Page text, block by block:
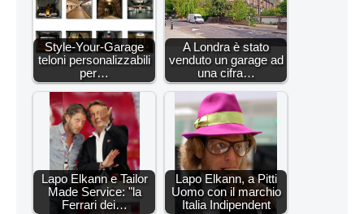
Style-Your-Garage
teloni personalizzabili
per…
A Londra è stato
venduto un garage ad
una cifra…
Lapo Elkann e Tailor
Made Service: "la
Ferrari dei…
Lapo Elkann, a Pitti
Uomo con il marchio
Italia Indipendent